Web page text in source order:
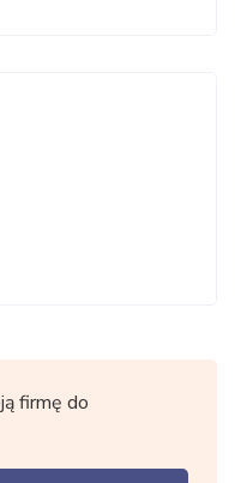
firmę do